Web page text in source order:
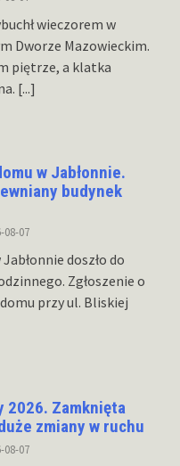
wieczorem w
Dworze Mazowieckim.
piętrze, a klatka
[...]
w Jabłonnie.
budynek
07
doszło do
Zgłoszenie o
przy ul. Bliskiej
2026. Zamknięta
zmiany w ruchu
07